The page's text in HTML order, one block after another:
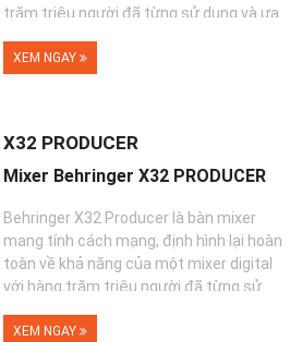
trăm triệu người đã từng sử dụng và ưa
XEM NGAY
X32 PRODUCER
Mixer Behringer X32 PRODUCER
Behringer X32 Producer là bàn mixer
mang tính cách mạng, định hình lại hoàn
toàn về khả năng của một mixer digital
với hàng trăm triệu người đã từng sử
XEM NGAY